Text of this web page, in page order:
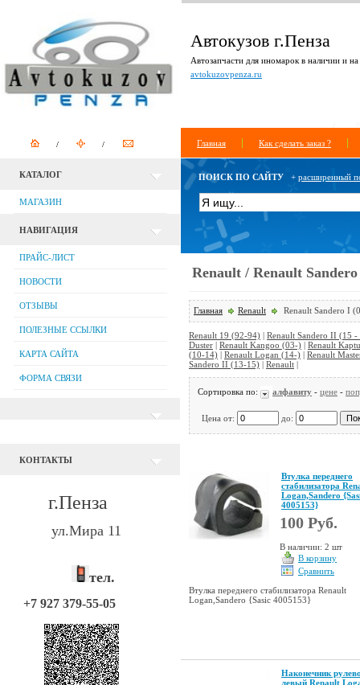
Автокузов г.Пенза
Автозапчасти для иномарок в наличии и на
avtokuzovpenza.ru
Главная Как сделать заказ ?
КАТАЛОГ
МАГАЗИН
НАВИГАЦИЯ
ПРАЙС-ЛИСТ
НОВОСТИ
ОТЗЫВЫ
ПОЛЕЗНЫЕ ССЫЛКИ
КАРТА САЙТА
ФОРМА СВЯЗИ
КОНТАКТЫ
г.Пенза
ул.Мира 11
тел.
+7 927 379-55-05
ПОИСК ПО САЙТУ + расширенный
Renault / Renault
Главная Renault Renault Sandero I
Renault 19 (92-94) | Renault Sandero II (15
Duster | Renault Kangoo (03-) | Renault
(10-14) | Renault Logan (14-) | Renault
Sandero II (13-15) | Renault |
Сортировка по: алфавиту - цене -
Цена от: до:
Втулка переднего
стабилизатора
Logan,Sandero
4005153}
100 Руб.
В наличии: 2 шт
В корзину
Сравнить
Втулка переднего стабилизатора Renault
Logan,Sandero {Sasic 4005153}
Наконечник
левый Renault